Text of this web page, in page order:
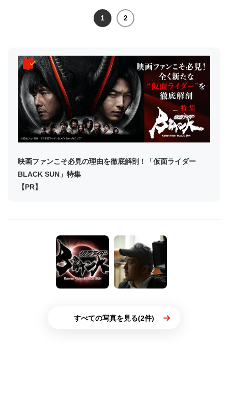
1 2
映画ファンこそ必見の理由を徹底解剖！「仮面ライダー
BLACK SUN」特集
【PR】
すべての写真を見る(2件)